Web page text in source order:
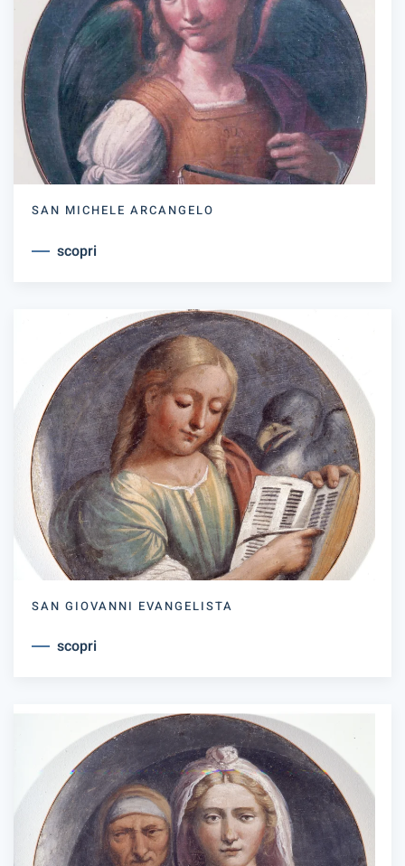
SAN MICHELE ARCANGELO
scopri
SAN GIOVANNI EVANGELISTA
scopri